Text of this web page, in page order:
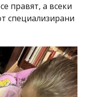
правят, а всеки
специализирани